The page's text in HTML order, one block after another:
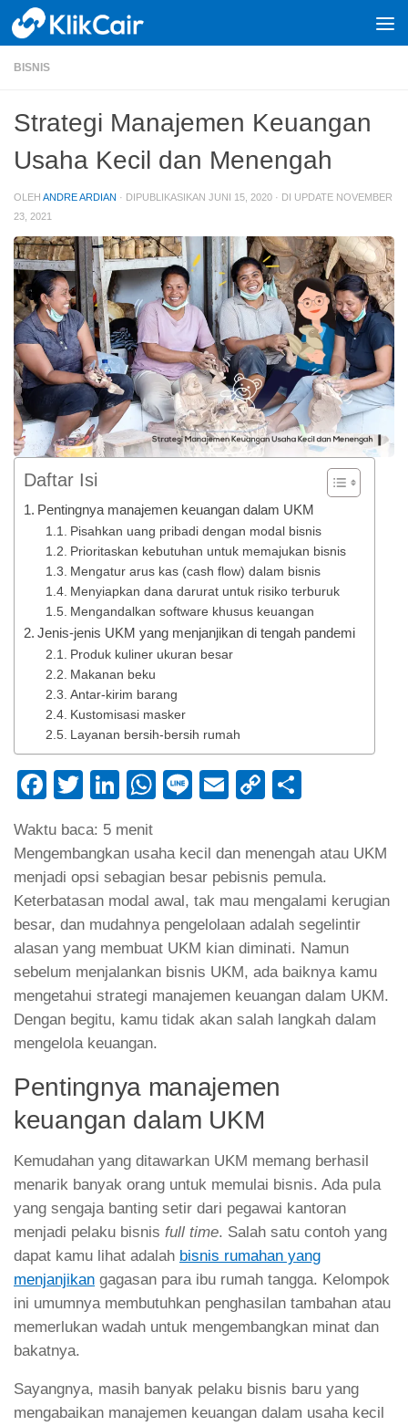
Skip to content
BISNIS
Strategi Manajemen Keuangan
Usaha Kecil dan Menengah
OLEH ANDRE ARDIAN · DIPUBLIKASIKAN JUNI 15, 2020 · DI UPDATE NOVEMBER
23, 2021
Daftar Isi
Pentingnya manajemen keuangan dalam UKM
Pisahkan uang pribadi dengan modal bisnis
Prioritaskan kebutuhan untuk memajukan bisnis
Mengatur arus kas (cash flow) dalam bisnis
Menyiapkan dana darurat untuk risiko terburuk
Mengandalkan software khusus keuangan
Jenis-jenis UKM yang menjanjikan di tengah pandemi
Produk kuliner ukuran besar
Makanan beku
Antar-kirim barang
Kustomisasi masker
Layanan bersih-bersih rumah
Facebook
TwitterLinkedIn
WhatsApp
LineEmailCopy
Waktu baca: 5 menit
Mengembangkan usaha kecil dan menengah atau UKM
menjadi opsi sebagian besar pebisnis pemula.
Keterbatasan modal awal, tak mau mengalami kerugian
besar, dan mudahnya pengelolaan adalah segelintir
alasan yang membuat UKM kian diminati. Namun
sebelum menjalankan bisnis UKM, ada baiknya kamu
mengetahui strategi manajemen keuangan dalam UKM.
Dengan begitu, kamu tidak akan salah langkah dalam
mengelola keuangan.
Pentingnya manajemen
keuangan dalam UKM
Kemudahan yang ditawarkan UKM memang berhasil
menarik banyak orang untuk memulai bisnis. Ada pula
yang sengaja banting setir dari pegawai kantoran
menjadi pelaku bisnis full time. Salah satu contoh yang
dapat kamu lihat adalah bisnis rumahan yang
menjanjikan gagasan para ibu rumah tangga. Kelompok
ini umumnya membutuhkan penghasilan tambahan atau
memerlukan wadah untuk mengembangkan minat dan
bakatnya.
Sayangnya, masih banyak pelaku bisnis baru yang
mengabaikan manajemen keuangan dalam usaha kecil